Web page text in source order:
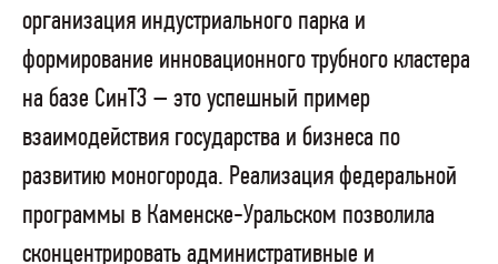
организация индустриального парка и
формирование инновационного трубного кластера
на базе СинТЗ – это успешный пример
взаимодействия государства и бизнеса по
развитию моногорода. Реализация федеральной
программы в Каменске-Уральском позволила
сконцентрировать административные и